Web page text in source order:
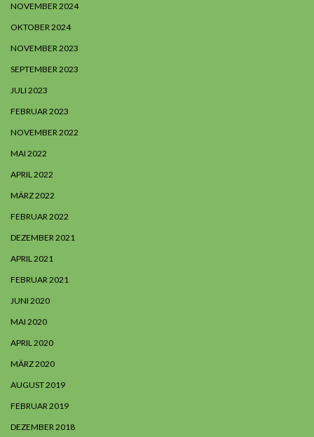
NOVEMBER 2024
OKTOBER 2024
NOVEMBER 2023
SEPTEMBER 2023
JULI 2023
FEBRUAR 2023
NOVEMBER 2022
MAI 2022
APRIL 2022
MÄRZ 2022
FEBRUAR 2022
DEZEMBER 2021
APRIL 2021
FEBRUAR 2021
JUNI 2020
MAI 2020
APRIL 2020
MÄRZ 2020
AUGUST 2019
FEBRUAR 2019
DEZEMBER 2018